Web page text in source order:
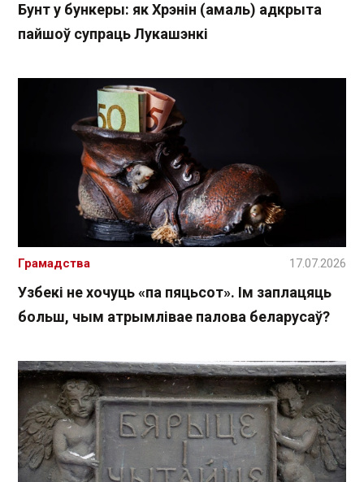
Бунт у бункеры: як Хрэнін (амаль) адкрыта
пайшоў супраць Лукашэнкі
Узбекі не хочуць «па пяцьсот». Ім заплацяць
больш, чым атрымлівае палова беларусаў?
Грамадства 17.07.2026